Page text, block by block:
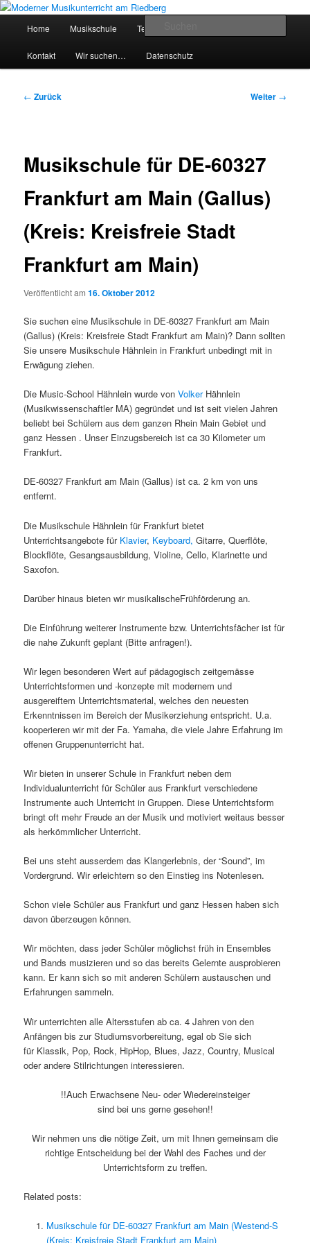
Zum
wechseln
Moderner Musikunterricht am
Home Musikschule Team
Kontakt Wir suchen… Datenschutz
Beitragsnavigation
← Zurück Weiter →
Musikschule für DE-60327
Frankfurt am Main (Gallus)
(Kreis: Kreisfreie Stadt
Frankfurt am Main)
Veröffentlicht am16. Oktober 2012
Sie suchen eine Musikschule in DE-60327 Frankfurt am Main
(Gallus) (Kreis: Kreisfreie Stadt Frankfurt am Main)? Dann sollten
Sie unsere Musikschule Hähnlein in Frankfurt unbedingt mit in
Erwägung ziehen.
Die Music-School Hähnlein wurde vonVolkerHähnlein
(Musikwissenschaftler MA) gegründet und ist seit vielen Jahren
beliebt bei Schülern aus dem ganzen Rhein Main Gebiet und
ganz Hessen . Unser Einzugsbereich ist ca 30 Kilometer um
Frankfurt.
DE-60327 Frankfurt am Main (Gallus) ist ca. 2 km von uns
entfernt.
Die Musikschule Hähnlein für Frankfurt bietet
Unterrichtsangebote für Klavier, Keyboard,Gitarre, Querflöte,
Blockflöte, Gesangsausbildung, Violine, Cello, Klarinette und
Saxofon.
Darüber hinaus bieten wir musikalischeFrühförderung an.
Die Einführung weiterer Instrumente bzw. Unterrichtsfächer ist für
die nahe Zukunft geplant (Bitte anfragen!).
Wir legen besonderen Wert auf pädagogisch zeitgemässe
Unterrichtsformen und -konzepte mit modernem und
ausgereiftem Unterrichtsmaterial, welches den neuesten
Erkenntnissen im Bereich der Musikerziehung entspricht. U.a.
kooperieren wir mit der Fa. Yamaha, die viele Jahre Erfahrung im
offenen Gruppenunterricht hat.
Wir bieten in unserer Schule in Frankfurt neben dem
Individualunterricht für Schüler aus Frankfurt verschiedene
Instrumente auch Unterricht in Gruppen. Diese Unterrichtsform
bringt oft mehr Freude an der Musik und motiviert weitaus besser
als herkömmlicher Unterricht.
Bei uns steht ausserdem das Klangerlebnis, der “Sound”, im
Vordergrund. Wir erleichtern so den Einstieg ins Notenlesen.
Schon viele Schüler aus Frankfurt und ganz Hessen haben sich
davon überzeugen können.
Wir möchten, dass jeder Schüler möglichst früh in Ensembles
und Bands musizieren und so das bereits Gelernte ausprobieren
kann. Er kann sich so mit anderen Schülern austauschen und
Erfahrungen sammeln.
Wir unterrichten alle Altersstufen ab ca. 4 Jahren von den
Anfängen bis zur Studiumsvorbereitung, egal ob Sie sich
für Klassik, Pop, Rock, HipHop, Blues, Jazz, Country, Musical
oder andere Stilrichtungen interessieren.
!!Auch Erwachsene Neu- oder Wiedereinsteiger
sind bei uns gerne gesehen!!
Wir nehmen uns die nötige Zeit, um mit Ihnen gemeinsam die
richtige Entscheidung bei der Wahl des Faches und der
Unterrichtsform zu treffen.
Related posts:
Musikschule für DE-60327 Frankfurt am Main (Westend-S
(Kreis: Kreisfreie Stadt Frankfurt am Main)